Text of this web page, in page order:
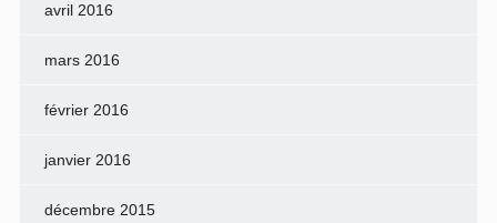
avril 2016
mars 2016
février 2016
janvier 2016
décembre 2015